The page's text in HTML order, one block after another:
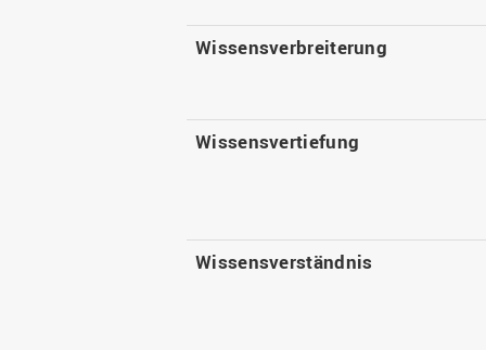
Wissensverbreiterung
Wissensvertiefung
Wissensverständnis